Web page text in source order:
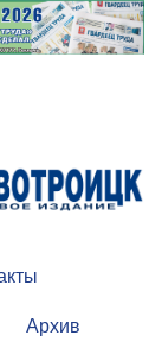
Архив